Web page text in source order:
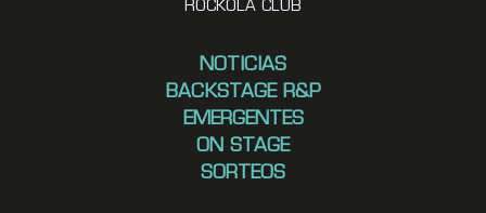
ROCKOLA CLUB
NOTICIAS
BACKSTAGE R&P
EMERGENTES
ON STAGE
SORTEOS